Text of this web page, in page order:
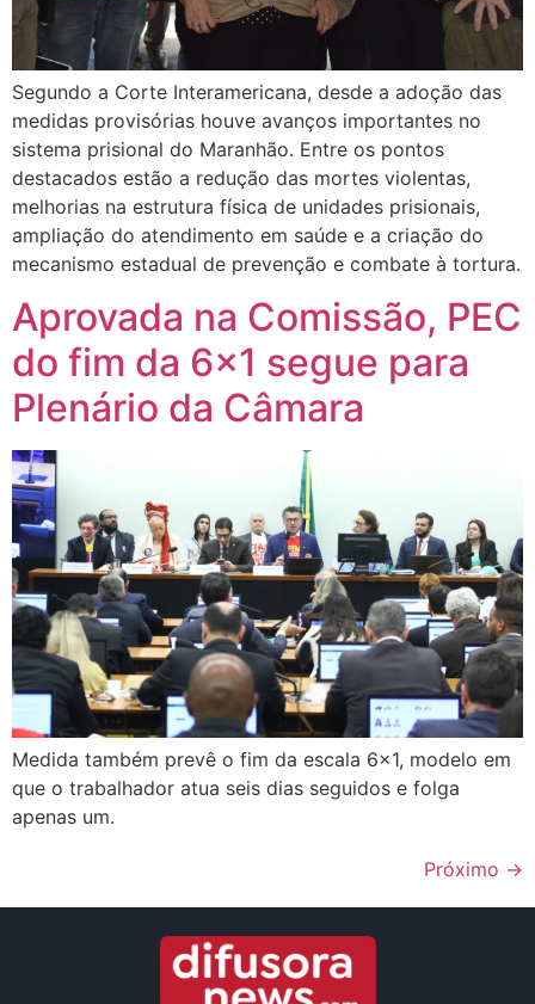
Segundo a Corte Interamericana, desde a adoção das
medidas provisórias houve avanços importantes no
sistema prisional do Maranhão. Entre os pontos
destacados estão a redução das mortes violentas,
melhorias na estrutura física de unidades prisionais,
ampliação do atendimento em saúde e a criação do
mecanismo estadual de prevenção e combate à tortura.
Aprovada na Comissão, PEC
do fim da 6×1 segue para
Plenário da Câmara
Medida também prevê o fim da escala 6×1, modelo em
que o trabalhador atua seis dias seguidos e folga
apenas um.
Próximo →